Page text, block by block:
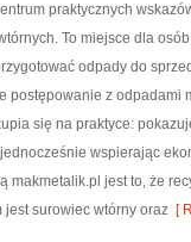
praktycznych
To miejsce dla
odpady do
postępowanie z
się na praktyce:
wspierając
makmetalik.pl jest to, że
jest surowiec wtórny oraz [